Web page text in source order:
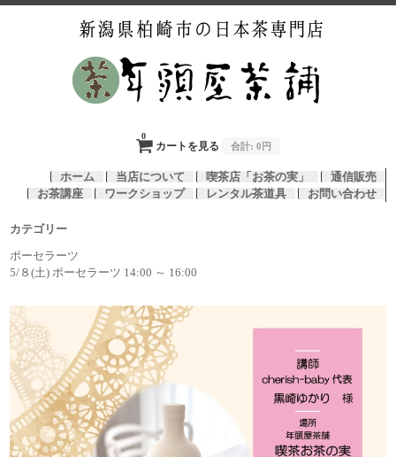
カートを見る
0
合計: 0円
ホーム 当店について 喫茶店「お茶の実」
通信販売
お茶講座
ワークショップ レンタル茶道具 お問い合わせ
カテゴリー
ポーセラーツ
5/８(土) ポーセラーツ 14:00 ～ 16:00